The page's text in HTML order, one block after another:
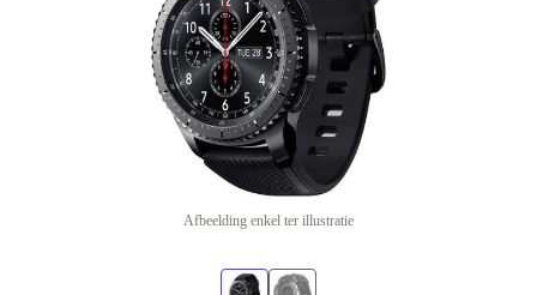
Afbeelding enkel ter illustratie